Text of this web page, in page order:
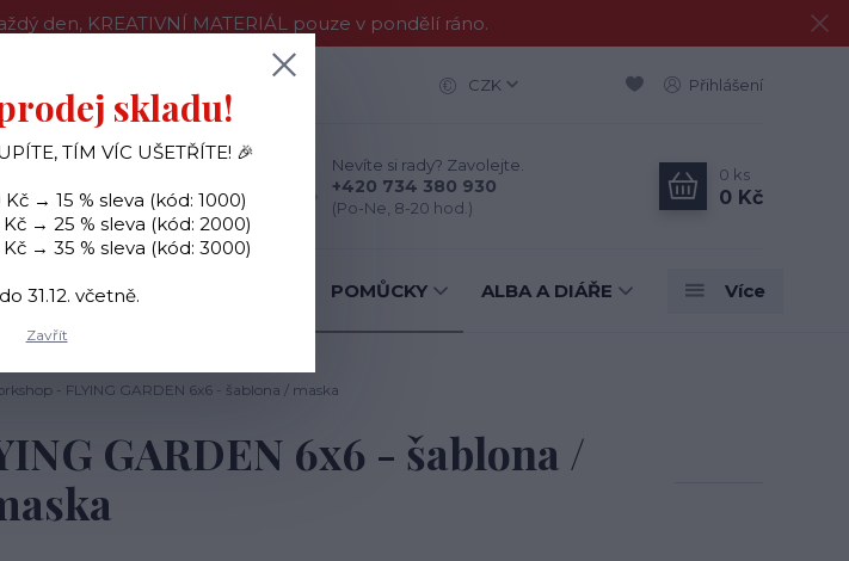
den, KREATIVNÍ MATERIÁL pouze v pondělí ráno.
CZK Přihlášení
Nevíte si rady? Zavolejte.
+420 734 380 930
(Po-Ne, 8-20 hod.)
0 ks
0 Kč
RAZÍTKA POMŮCKY ALBA A DIÁŘE Více
- FLYING GARDEN 6x6 - šablona / maska
GARDEN 6x6 - šablona /
skladu!
TÍM VÍC UŠETŘÍTE! 🎉
→ 15 % sleva (kód: 1000)
→ 25 % sleva (kód: 2000)
→ 35 % sleva (kód: 3000)
31.12. včetně.
Zavřít